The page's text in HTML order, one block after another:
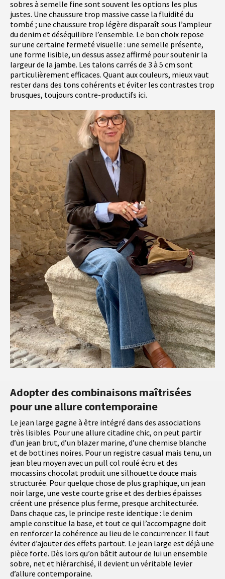
sobres à semelle fine sont souvent les options les plus
justes. Une chaussure trop massive casse la fluidité du
tombé ; une chaussure trop légère disparaît sous l’ampleur
du denim et déséquilibre l’ensemble. Le bon choix repose
sur une certaine fermeté visuelle : une semelle présente,
une forme lisible, un dessus assez affirmé pour soutenir la
largeur de la jambe. Les talons carrés de 3 à 5 cm sont
particulièrement efficaces. Quant aux couleurs, mieux vaut
rester dans des tons cohérents et éviter les contrastes trop
brusques, toujours contre-productifs ici.
Adopter des combinaisons maîtrisées
pour une allure contemporaine
Le jean large gagne à être intégré dans des associations
très lisibles. Pour une allure citadine chic, on peut partir
d’un jean brut, d’un blazer marine, d’une chemise blanche
et de bottines noires. Pour un registre casual mais tenu, un
jean bleu moyen avec un pull col roulé écru et des
mocassins chocolat produit une silhouette douce mais
structurée. Pour quelque chose de plus graphique, un jean
noir large, une veste courte grise et des derbies épaisses
créent une présence plus ferme, presque architecturée.
Dans chaque cas, le principe reste identique : le denim
ample constitue la base, et tout ce qui l’accompagne doit
en renforcer la cohérence au lieu de le concurrencer. Il faut
éviter d’ajouter des effets partout. Le jean large est déjà une
pièce forte. Dès lors qu’on bâtit autour de lui un ensemble
sobre, net et hiérarchisé, il devient un véritable levier
d’allure contemporaine.